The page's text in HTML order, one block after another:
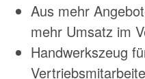
Aus mehr
mehr Umsatz im
Handwerkszeug